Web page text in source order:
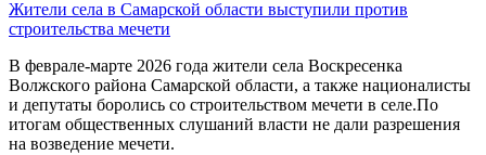
Жители села в Самарской области выступили против
строительства мечети
В феврале-марте 2026 года жители села Воскресенка
Волжского района Самарской области, а также националисты
и депутаты боролись со строительством мечети в селе.По
итогам общественных слушаний власти не дали разрешения
на возведение мечети.